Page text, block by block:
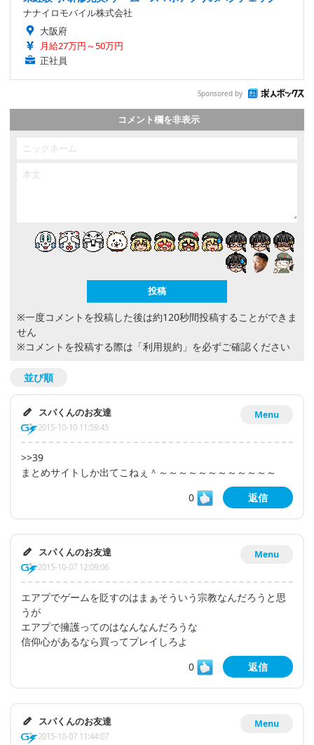
ナナイロモバイル株式会社
大阪府
月給27万円～50万円
正社員
Sponsored by
コメント欄を非表示
※一度コメントを投稿した後は約120秒間投稿することができま
せん
※コメントを投稿する際は 「利用規約」 を必ずご確認ください
並び順
Menu
スパくんのお友達
2015-10-10 11:59:45
>>39
まとめサイトしか出てこねぇ＾～～～～～～～～～～～～
0
返信
Menu
スパくんのお友達
2015-10-07 12:09:06
エアプでゲームを貶すのはまぁそういう宗教なんだろうと思
うが
エアプで擁護ってのはなんなんだろうな
信仰心があるなら買ってプレイしろよ
0
返信
Menu
スパくんのお友達
2015-10-07 11:44:07